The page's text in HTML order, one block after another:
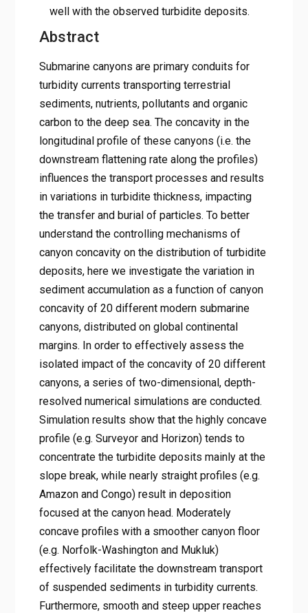
well with the observed turbidite deposits.
Abstract
Submarine canyons are primary conduits for
turbidity currents transporting terrestrial
sediments, nutrients, pollutants and organic
carbon to the deep sea. The concavity in the
longitudinal profile of these canyons (i.e. the
downstream flattening rate along the profiles)
influences the transport processes and results
in variations in turbidite thickness, impacting
the transfer and burial of particles. To better
understand the controlling mechanisms of
canyon concavity on the distribution of turbidite
deposits, here we investigate the variation in
sediment accumulation as a function of canyon
concavity of 20 different modern submarine
canyons, distributed on global continental
margins. In order to effectively assess the
isolated impact of the concavity of 20 different
canyons, a series of two-dimensional, depth-
resolved numerical simulations are conducted.
Simulation results show that the highly concave
profile (e.g. Surveyor and Horizon) tends to
concentrate the turbidite deposits mainly at the
slope break, while nearly straight profiles (e.g.
Amazon and Congo) result in deposition
focused at the canyon head. Moderately
concave profiles with a smoother canyon floor
(e.g. Norfolk-Washington and Mukluk)
effectively facilitate the downstream transport
of suspended sediments in turbidity currents.
Furthermore, smooth and steep upper reaches